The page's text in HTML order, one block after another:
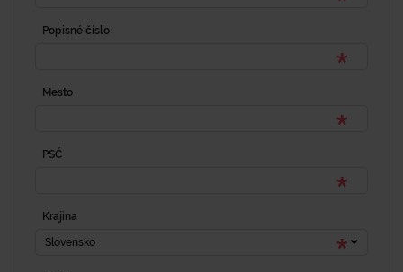
Popisné číslo
Mesto
PSČ
Krajina
Slovensko